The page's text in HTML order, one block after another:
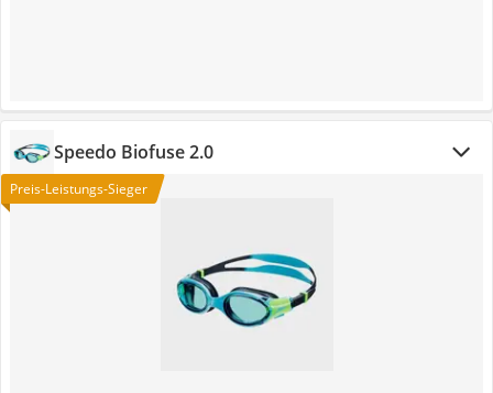
Speedo Biofuse 2.0
Preis-Leistungs-Sieger